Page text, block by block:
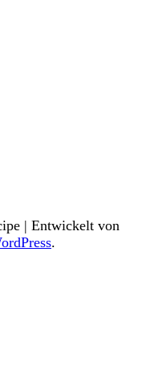
| Entwickelt von
.